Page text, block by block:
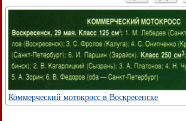
Коммерческий мотокросс в Воскресенске